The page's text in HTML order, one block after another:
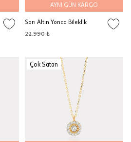
AYNI GÜN KARGO
Sarı Altın Yonca Bileklik
22.990 ₺
Çok Satan